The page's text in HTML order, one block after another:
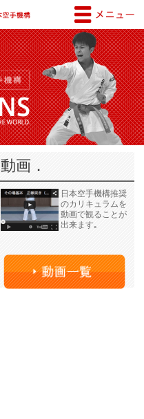
動画．
日本空手機構推奨
のカリキュラムを
動画で観ることが
出来ます｡